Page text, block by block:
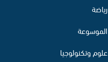
رياضة
الموسوعة
علوم وتكنولوجيا